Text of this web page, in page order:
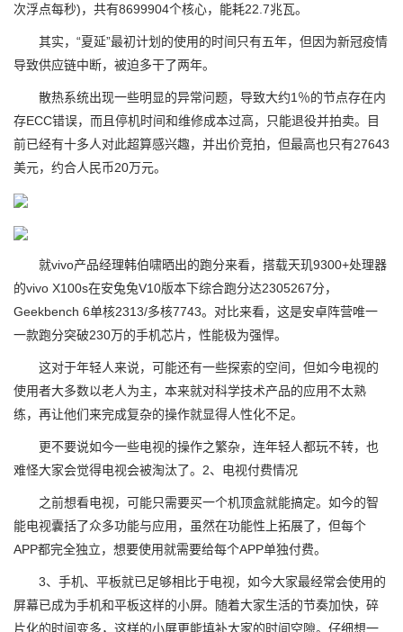
次浮点每秒)，共有8699904个核心，能耗22.7兆瓦。
其实，“夏延”最初计划的使用的时间只有五年，但因为新冠疫情
导致供应链中断，被迫多干了两年。
散热系统出现一些明显的异常问题，导致大约1％的节点存在内
存ECC错误，而且停机时间和维修成本过高，只能退役并拍卖。目
前已经有十多人对此超算感兴趣，并出价竞拍，但最高也只有27643
美元，约合人民币20万元。
就vivo产品经理韩伯啸晒出的跑分来看，搭载天玑9300+处理器
的vivo X100s在安兔兔V10版本下综合跑分达2305267分，
Geekbench 6单核2313/多核7743。对比来看，这是安卓阵营唯一
一款跑分突破230万的手机芯片，性能极为强悍。
这对于年轻人来说，可能还有一些探索的空间，但如今电视的
使用者大多数以老人为主，本来就对科学技术产品的应用不太熟
练，再让他们来完成复杂的操作就显得人性化不足。
更不要说如今一些电视的操作之繁杂，连年轻人都玩不转，也
难怪大家会觉得电视会被淘汰了。2、电视付费情况
之前想看电视，可能只需要买一个机顶盒就能搞定。如今的智
能电视囊括了众多功能与应用，虽然在功能性上拓展了，但每个
APP都完全独立，想要使用就需要给每个APP单独付费。
3、手机、平板就已足够相比于电视，如今大家最经常会使用的
屏幕已成为手机和平板这样的小屏。随着大家生活的节奏加快，碎
片化的时间变多，这样的小屏更能填补大家的时间空隙。仔细想一